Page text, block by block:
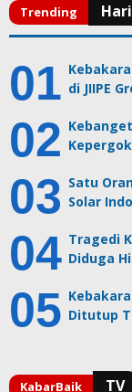
di JIIPE
Satu
Solar
Tragedi
Diduga
Ditutup